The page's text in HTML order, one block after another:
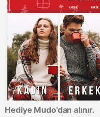
Hediye Mudo'dan alınır.